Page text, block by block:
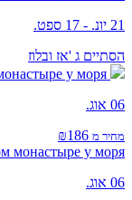
21 יונ. - 17 ספט.
הסתיים ג 'אז ובלוז
у моря
06 אוג.
מחיר מ
монастыре у моря
06 אוג.